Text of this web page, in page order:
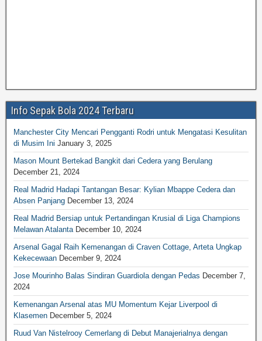
Info Sepak Bola 2024 Terbaru
Manchester City Mencari Pengganti Rodri untuk Mengatasi Kesulitan
di Musim Ini January 3, 2025
Mason Mount Bertekad Bangkit dari Cedera yang Berulang
December 21, 2024
Real Madrid Hadapi Tantangan Besar: Kylian Mbappe Cedera dan
Absen Panjang December 13, 2024
Real Madrid Bersiap untuk Pertandingan Krusial di Liga Champions
Melawan Atalanta December 10, 2024
Arsenal Gagal Raih Kemenangan di Craven Cottage, Arteta Ungkap
Kekecewaan December 9, 2024
Jose Mourinho Balas Sindiran Guardiola dengan Pedas December 7,
2024
Kemenangan Arsenal atas MU Momentum Kejar Liverpool di
Klasemen December 5, 2024
Ruud Van Nistelrooy Cemerlang di Debut Manajerialnya dengan